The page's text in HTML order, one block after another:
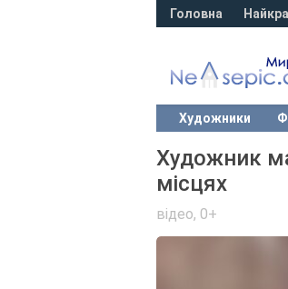
Головна
Художники
Художник
місцях
відео, 0+